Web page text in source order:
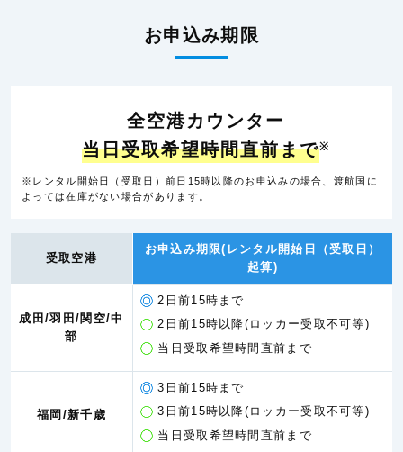
お申込み期限
全空港カウンター
当日受取希望時間直前まで※
※レンタル開始日（受取日）前日15時以降のお申込みの場合、渡航国に
よっては在庫がない場合があります。
受取空港
お申込み期限(レンタル開始日（受取日）
起算)
成田/羽田/関空/中
部
2日前15時まで
2日前15時以降(ロッカー受取不可等)
当日受取希望時間直前まで
福岡/新千歳
3日前15時まで
3日前15時以降(ロッカー受取不可等)
当日受取希望時間直前まで